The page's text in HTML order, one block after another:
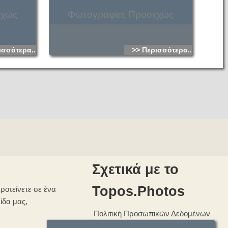
Φωτογραφίες Προσεχώς
>> Περισσότερα...
σε ένα
μας,
Σχετικά με το
Topos.Photos
Πολιτική Προσωπικών Δεδομένων